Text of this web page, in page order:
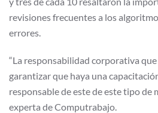
revisiones frecuentes a los
errores.
“La responsabilidad corporativa
garantizar que haya una
responsable de este de este tipo de
experta de Computrabajo.